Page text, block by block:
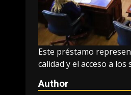
Este préstamo
calidad y el acceso a
Author